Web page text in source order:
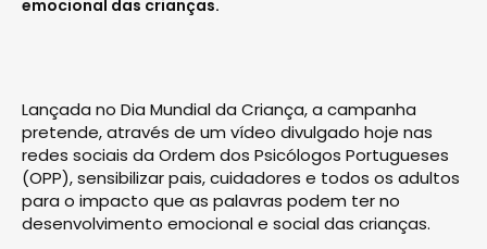
emocional das crianças.
Lançada no Dia Mundial da Criança, a campanha
pretende, através de um vídeo divulgado hoje nas
redes sociais da Ordem dos Psicólogos Portugueses
(OPP), sensibilizar pais, cuidadores e todos os adultos
para o impacto que as palavras podem ter no
desenvolvimento emocional e social das crianças.